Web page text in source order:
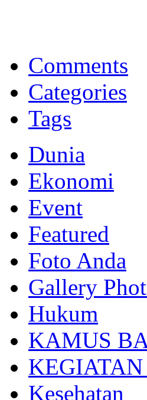
Memberikan yang terbaik sesuai
Comments
Categories
Tags
Dunia
Ekonomi
Event
Featured
Foto Anda
Gallery
Hukum
KAMUS
Kesehatan